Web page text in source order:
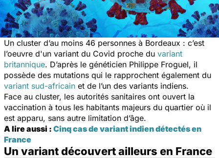
Un cluster d’au moins 46 personnes à Bordeaux : c’est
l’oeuvre d'un variant du Covid proche du variant
britannique. D’après le généticien Philippe Froguel, il
possède des mutations qui le rapprochent également du
variant sud-africain et de l’un des variants indiens.
Face au cluster, les autorités sanitaires ont ouvert la
vaccination à tous les habitants majeurs du quartier où il
est apparu, sans autre limitation d’âge.
A lire aussi : Cinq cas de variant indien détectés en
France
Un variant découvert ailleurs en France